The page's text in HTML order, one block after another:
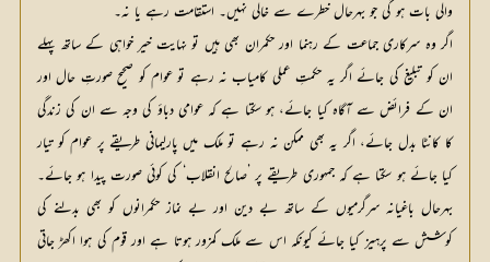
والی بات ہو گی جو بہرحال خطرے سے خالی نہیں۔ استقامت رہے یا نہ۔
اگر وہ سرکاری جماعت کے رہنما اور حکمران بھی ہیں تو نہایت خیر خواہی کے ساتھ پہلے
ان کو تبلیغ کی جائے اگر یہ حکمتِ عملی کامیاب نہ رہے تو عوام کو صحیح صورتِ حال اور
ان کے فرائض سے آگاہ کیا جائے، ہو سکتا ہے کہ عوامی دباؤ کی وجہ سے ان کی زندگی
کا کانٹا بدل جائے، اگر یہ بھی ممکن نہ رہے تو ملک میں پارلیمانی طریقے پر عوام کو تیار
کیا جائے ہو سکتا ہے کہ جمہوری طریقے پر ’صالح انقلاب‘ کی کوئی صورت پیدا ہو جائے۔
بہرحال باغیانہ سرگرمیوں کے ساتھ بے دین اور بے نماز حکمرانوں کو بھی بدلنے کی
کوشش سے پرہیز کیا جائے کیونکہ اس سے ملک کمزور ہوتا ہے اور قوم کی ہوا اکھڑ جاتی